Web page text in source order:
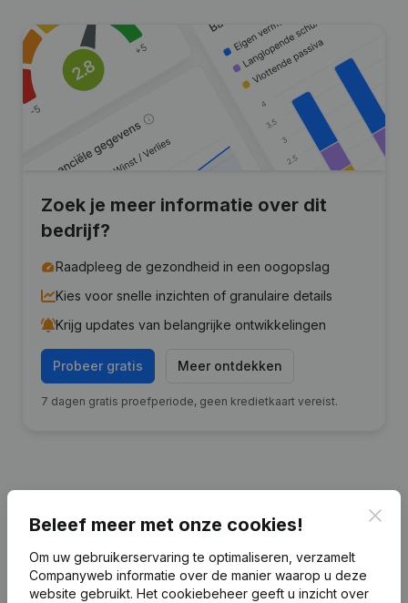
Zoek je meer informatie over dit
bedrijf?
Raadpleeg de gezondheid in een oogopslag
Kies voor snelle inzichten of granulaire details
Krijg updates van belangrijke ontwikkelingen
Probeer gratis Meer ontdekken
7 dagen gratis proefperiode, geen kredietkaart vereist.
Publicaties van Viajoo
Datum Publicatie
Beleef meer met onze cookies!
Om uw gebruikerservaring te optimaliseren, verzamelt
Companyweb informatie over de manier waarop u deze
website gebruikt. Het cookiebeheer geeft u inzicht over